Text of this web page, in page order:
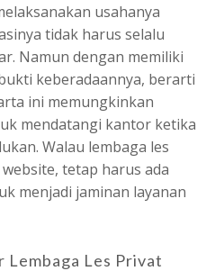
usahanya
tidak harus selalu
Namun dengan memiliki
keberadaannya, berarti
ini memungkinkan
mendatangi kantor ketika
Walau lembaga les
tetap harus ada
menjadi jaminan layanan
Les Privat